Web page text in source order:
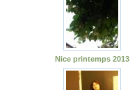
Nice printemps 2013